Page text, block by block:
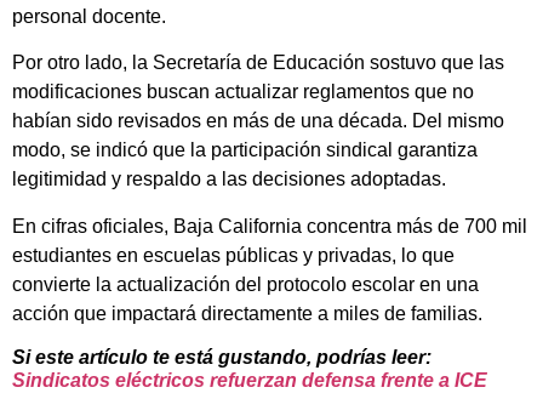
personal docente.
Por otro lado, la Secretaría de Educación sostuvo que las
modificaciones buscan actualizar reglamentos que no
habían sido revisados en más de una década. Del mismo
modo, se indicó que la participación sindical garantiza
legitimidad y respaldo a las decisiones adoptadas.
En cifras oficiales, Baja California concentra más de 700 mil
estudiantes en escuelas públicas y privadas, lo que
convierte la actualización del protocolo escolar en una
acción que impactará directamente a miles de familias.
Si este artículo te está gustando, podrías leer:
Sindicatos eléctricos refuerzan defensa frente a ICE